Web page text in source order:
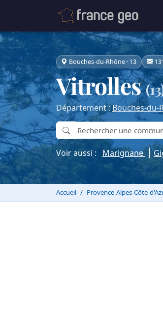
Bouches-du-Rhône · 13
Vitrolles
Département :Bouches-du-
Voir aussi : Marignane
Accueil Provence-Alpes-Côte-